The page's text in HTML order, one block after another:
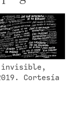
invisible,
Cortesía